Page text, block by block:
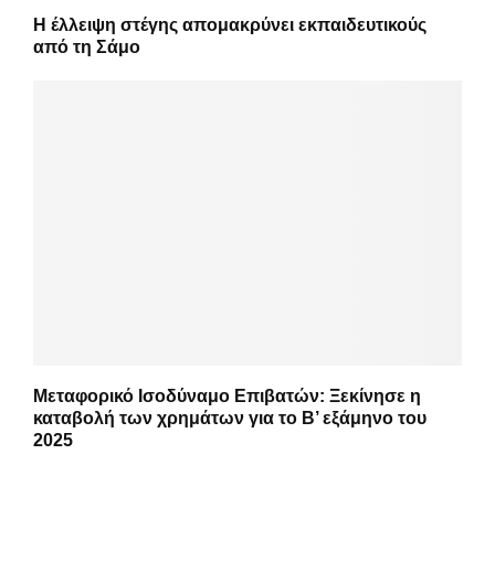
Η έλλειψη στέγης απομακρύνει εκπαιδευτικούς
από τη Σάμο
Μεταφορικό Ισοδύναμο Επιβατών: Ξεκίνησε η
καταβολή των χρημάτων για το Β’ εξάμηνο του
2025